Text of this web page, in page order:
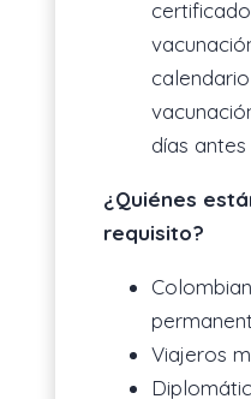
días
¿Quiénes
requisito?
Viajeros